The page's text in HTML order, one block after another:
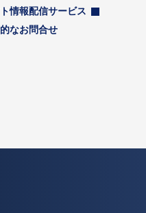
情報配信サービス
なお問合せ